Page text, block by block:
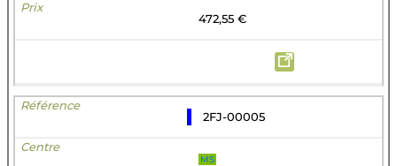
472,55 €
2FJ-00005
MS